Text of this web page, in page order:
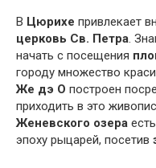
В Цюрихе привлекает
церковь Св. Петра.
начать с посещения
городу множество
Же дэ О построен
приходить в это
Женевского озера
эпоху рыцарей, посетив